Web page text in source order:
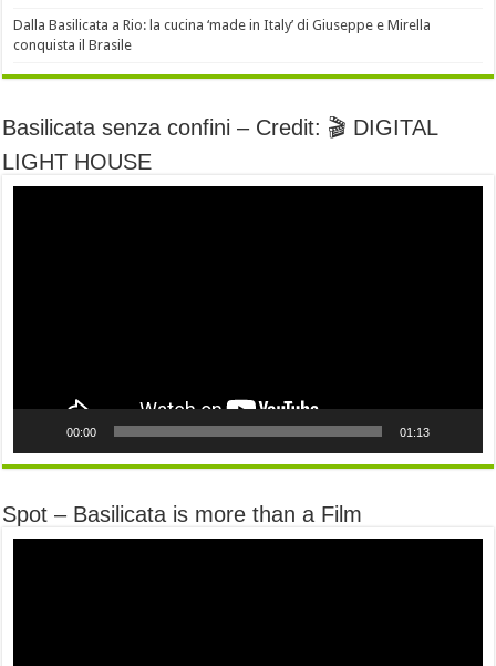
Dalla Basilicata a Rio: la cucina ‘made in Italy’ di Giuseppe e Mirella
conquista il Brasile
Basilicata senza confini – Credit: 🎬 DIGITAL
LIGHT HOUSE
00:00 01:13
Spot – Basilicata is more than a Film